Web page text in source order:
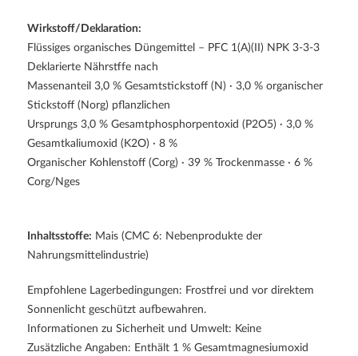
Wirkstoff/Deklaration:
Flüssiges organisches Düngemittel – PFC 1(A)(II) NPK 3-3-3
Deklarierte Nährstffe nach
Massenanteil 3,0 % Gesamtstickstoff (N) · 3,0 % organischer
Stickstoff (Norg) pflanzlichen
Ursprungs 3,0 % Gesamtphosphorpentoxid (P2O5) · 3,0 %
Gesamtkaliumoxid (K2O) · 8 %
Organischer Kohlenstoff (Corg) · 39 % Trockenmasse · 6 %
Corg/Nges
Inhaltsstoffe: Mais (CMC 6: Nebenprodukte der
Nahrungsmittelindustrie)
Empfohlene Lagerbedingungen: Frostfrei und vor direktem
Sonnenlicht geschützt aufbewahren.
Informationen zu Sicherheit und Umwelt: Keine
Zusätzliche Angaben: Enthält 1 % Gesamtmagnesiumoxid